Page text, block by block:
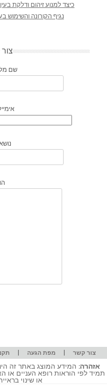
כיצד למנוע זיהום ודלקת
נגיף הקורונה
שם
צור קשר | מפת הגעה |
אזהרה: המידע המוצג באתר זה
תמיד לפי הוראות רופא העניים
או שינוי